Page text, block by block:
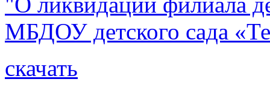
МБДОУ детского сада
скачать